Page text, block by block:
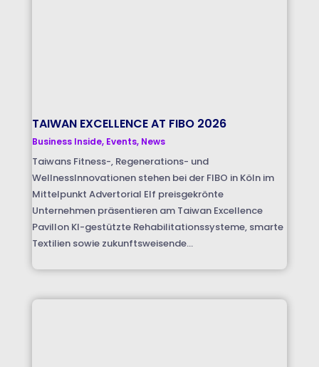
TAIWAN EXCELLENCE AT FIBO 2026
Business Inside, Events, News
Taiwans Fitness-, Regenerations- und
WellnessInnovationen stehen bei der FIBO in Köln im
Mittelpunkt Advertorial Elf preisgekrönte
Unternehmen präsentieren am Taiwan Excellence
Pavillon KI-gestützte Rehabilitationssysteme, smarte
Textilien sowie zukunftsweisende...